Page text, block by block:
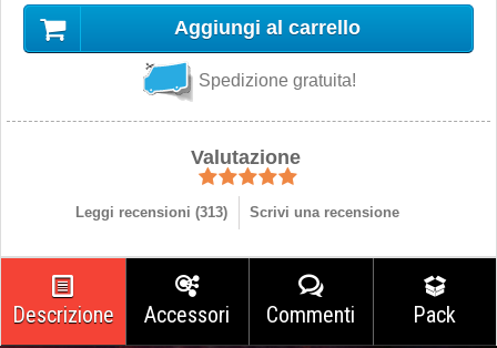
Aggiungi al carrello
Spedizione gratuita!
Valutazione
Leggi recensioni (313) Scrivi una recensione
Descrizione Accessori Commenti Pack